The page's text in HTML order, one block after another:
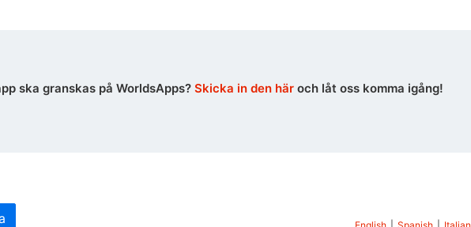
ska granskas på WorldsApps? Skicka in den här och låt oss komma igång!